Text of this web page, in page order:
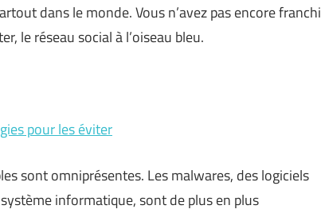
dans le monde. Vous n’avez pas encore franchi
le réseau social à l’oiseau bleu.
pour les éviter
sont omniprésentes. Les malwares, des logiciels
informatique, sont de plus en plus